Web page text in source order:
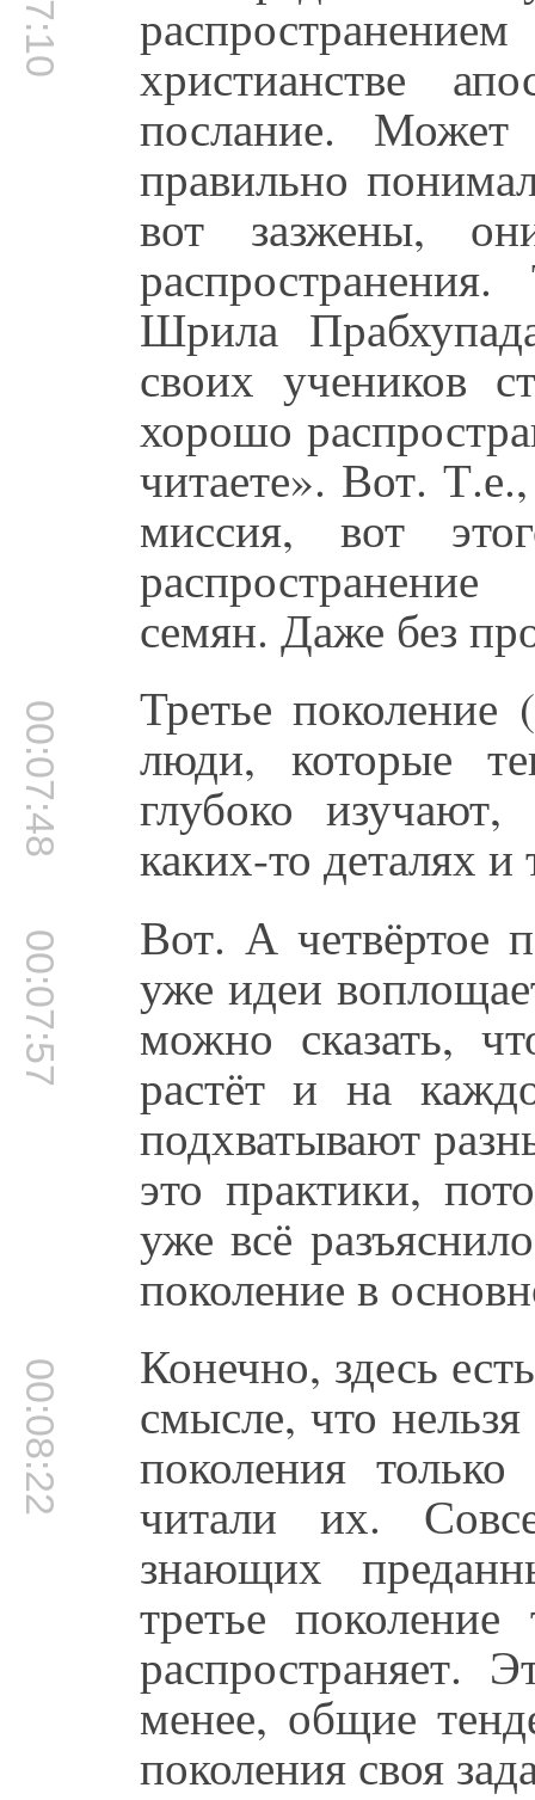
христианстве
послание.
правильно
вот зазжены,
Шрила
своих учеников
хорошо
читаете». Вот.
миссия, вот
семян. Даже без
00:07:48 Третье
люди, которые
глубоко
каких-то деталях и
00:07:57 Вот. А четвёртое
уже идеи
можно сказать,
растёт и на
подхватывают
это практики,
уже всё
поколение в
00:08:22 Конечно, здесь
смысле, что
поколения
читали их.
знающих
третье
менее, общие
поколения своя